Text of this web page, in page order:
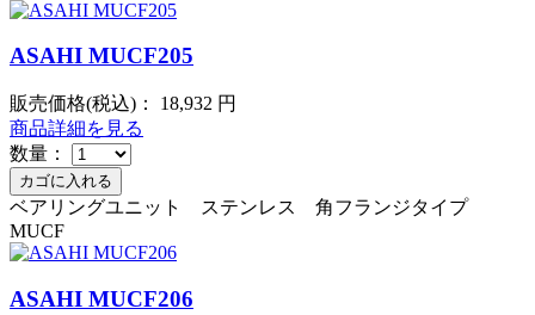
ASAHI MUCF205
販売価格(税込)： 18,932 円
商品詳細を見る
数量：
ベアリングユニット ステンレス 角フランジタイプ
MUCF
ASAHI MUCF206